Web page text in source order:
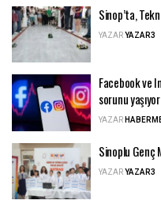
Sinop’ta,
YAZARYAZAR3
Facebook ve
sorunu yaşıyor
YAZAR
Sinoplu Genç
YAZARYAZAR3